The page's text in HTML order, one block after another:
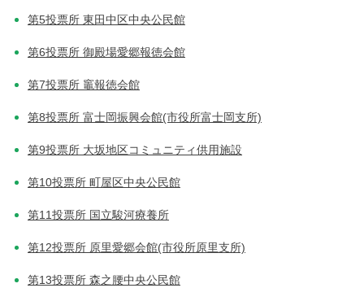
ン
第5投票所 東田中区中央公民館
第6投票所 御殿場愛郷報徳会館
第7投票所 竈報徳会館
第8投票所 富士岡振興会館(市役所富士岡支所)
第9投票所 大坂地区コミュニティ供用施設
第10投票所 町屋区中央公民館
第11投票所 国立駿河療養所
第12投票所 原里愛郷会館(市役所原里支所)
第13投票所 森之腰中央公民館